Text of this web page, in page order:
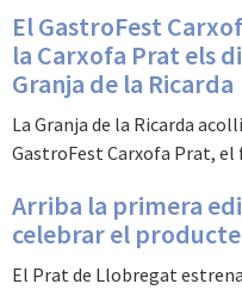
El GastroFest
la Carxofa Prat els
Granja de la Ricarda
La Granja de la Ricarda
GastroFest Carxofa Prat,
Arriba la primera
celebrar el
El Prat de Llobregat